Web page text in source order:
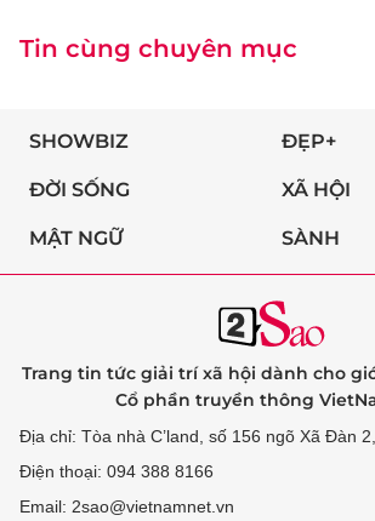
Tin cùng chuyên mục
SHOWBIZ ĐẸP+
ĐỜI SỐNG XÃ HỘI
MẬT NGỮ SÀNH
Trang tin tức giải trí xã hội dành cho
Cổ phần truyền thông
Địa chỉ: Tòa nhà C’land, số 156 ngõ Xã Đàn
Điện thoại: 094 388 8166
Email: 2sao@vietnamnet.vn